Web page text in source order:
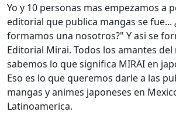
Yo y 10 personas mas empezamos a
editorial que publica mangas se fue...
formamos una nosotros?" Y asi se
Editorial Mirai. Todos los amantes
sabemos lo que significa MIRAI en
Eso es lo que queremos darle a las
mangas y animes japoneses en
Latinoamerica.